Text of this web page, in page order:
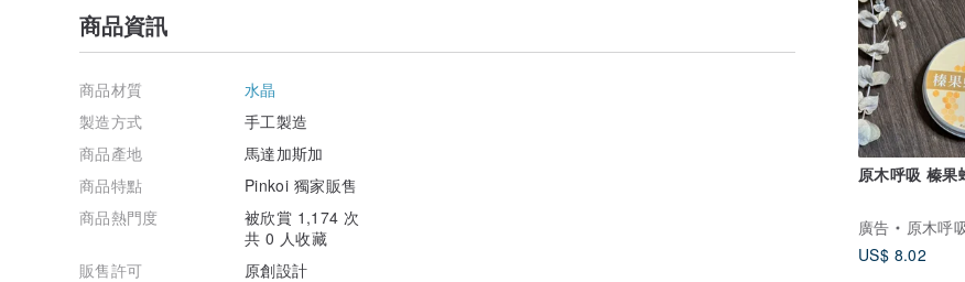
原木呼吸 榛果
廣告
原木呼
US$ 8.02
每件礦石都是獨一無二，100%實物拍攝。
天然礦石均有礦缺、冰裂、棉絮等，完美主義者購買前請考慮清楚。
當你的眼睛和心靈跟靈性石頭對上了，她就能給出我們答案。希望每個人都能夠找到屬於你的緣份石
頭。
商品資訊
商品材質
水晶
製造方式
手工製造
商品產地
馬達加斯加
商品特點
Pinkoi 獨家販售
商品熱門度
被欣賞 1,174 次
共 0 人收藏
販售許可
原創設計